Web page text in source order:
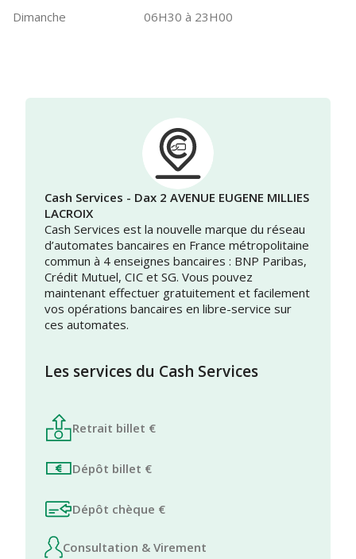
Dimanche
06H30 à 23H00
Cash Services - Dax 2 AVENUE EUGENE MILLIES
LACROIX
Cash Services est la nouvelle marque du réseau
d’automates bancaires en France métropolitaine
commun à 4 enseignes bancaires : BNP Paribas,
Crédit Mutuel, CIC et SG. Vous pouvez
maintenant effectuer gratuitement et facilement
vos opérations bancaires en libre-service sur
ces automates.
Les services du Cash Services
Retrait billet €
Dépôt billet €
Dépôt chèque €
Consultation & Virement